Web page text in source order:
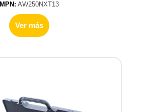
MPN: AW250NXT13
Ver más